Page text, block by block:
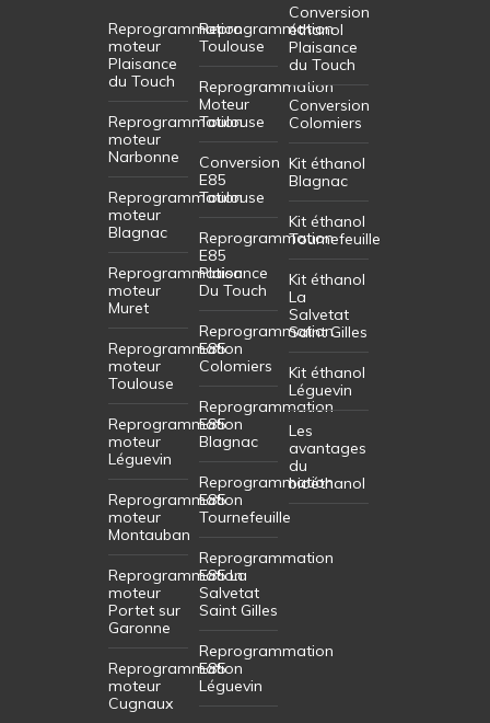
Reprogrammation
moteur
Plaisance
du Touch
Reprogrammation
moteur
Narbonne
Reprogrammation
moteur
Blagnac
Reprogrammation
moteur
Muret
Reprogrammation
moteur
Toulouse
Reprogrammation
moteur
Léguevin
Reprogrammation
moteur
Montauban
Reprogrammation
moteur
Portet sur
Garonne
Reprogrammation
moteur
Cugnaux
Reprogrammation
Toulouse
Reprogrammation
Moteur
Toulouse
Conversion
E85
Toulouse
Reprogrammation
E85
Plaisance
Du Touch
Reprogrammation
E85
Colomiers
Reprogrammation
E85
Blagnac
Reprogrammation
E85
Tournefeuille
Reprogrammation
E85 La
Salvetat
Saint Gilles
Reprogrammation
E85
Léguevin
Conversion
éthanol
Plaisance
du Touch
Conversion
Colomiers
Kit éthanol
Blagnac
Kit éthanol
Tournefeuille
Kit éthanol
La
Salvetat
Saint Gilles
Kit éthanol
Léguevin
Les
avantages
du
bioéthanol